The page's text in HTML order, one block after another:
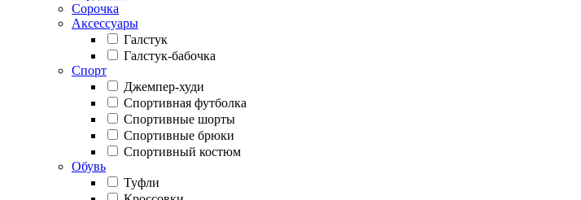
Сорочка
Аксессуары
Галстук
Галстук-бабочка
Спорт
Джемпер-худи
Спортивная футболка
Спортивные шорты
Спортивные брюки
Спортивный костюм
Обувь
Туфли